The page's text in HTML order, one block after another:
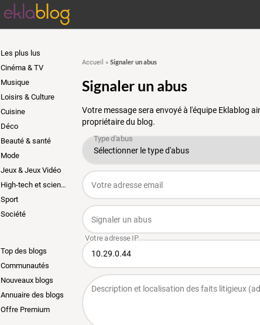
Les plus lus
Cinéma & TV
Musique
Loisirs & Culture
Cuisine
Déco
Beauté & santé
Mode
Jeux & Jeux Vidéo
High-tech et sciences
Sport
Société
Top des blogs
Communautés
Nouveaux blogs
Annuaire des blogs
Offre Premium
Accueil » Signaler un abus
Signaler un abus
Votre message sera envoyé à l'équipe Eklablog
propriétaire du blog.